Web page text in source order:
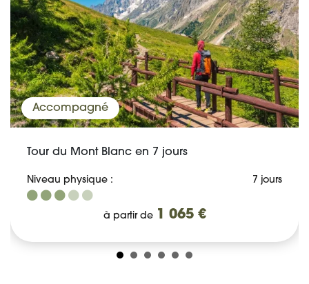
Accompagné
Tour du Mont Blanc en 7 jours
Niveau physique : 7 jours
à partir de 1 065 €